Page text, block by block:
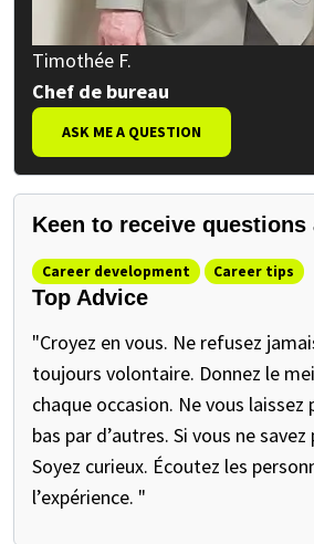
Timothée F.
Chef de bureau
ASK ME A QUESTION
Keen to receive questions
Career development Career tips
Top Advice
"Croyez en vous. Ne refusez
toujours volontaire. Donnez le
chaque occasion. Ne vous laissez
bas par d’autres. Si vous ne savez
Soyez curieux. Écoutez les
l’expérience. "